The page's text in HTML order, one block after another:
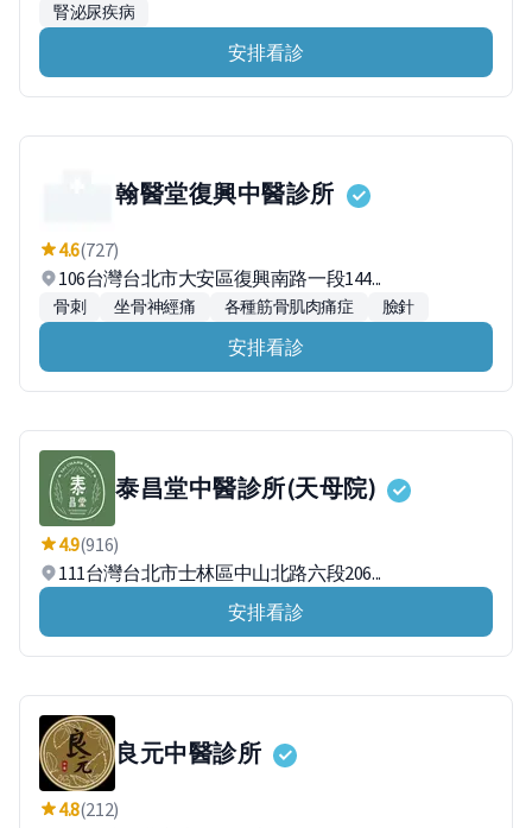
腎泌尿疾病
安排看診
翰醫堂復興中醫診所
4.6(727)
106台灣台北市大安區復興南路一段144...
骨刺 坐骨神經痛 各種筋骨肌肉痛症 臉針
安排看診
泰昌堂中醫診所(天母院)
4.9(916)
111台灣台北市士林區中山北路六段206...
安排看診
良元中醫診所
4.8(212)